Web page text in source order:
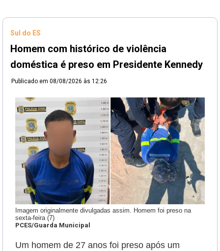
Sul do ES
Homem com histórico de violência
doméstica é preso em Presidente Kennedy
Publicado em 08/08/2026 às 12:26
Imagem originalmente divulgadas assim. Homem foi preso na
sexta-feira (7)
PCES/Guarda Municipal
Um homem de 27 anos foi preso após um